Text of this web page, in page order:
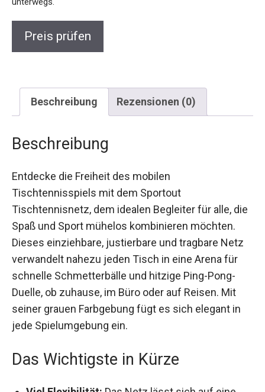
Beschreibung Rezensionen (0)
Beschreibung
Tischtennisspiels mit dem Sportout
Tischtennisnetz, dem idealen Begleiter für alle,
die Spaß und Sport mühelos kombinieren
möchten. Dieses einziehbare, justierbare und
tragbare Netz verwandelt nahezu jeden Tisch in
eine Arena für schnelle Schmetterbälle und
hitzige Ping-Pong-Duelle, ob zuhause, im Büro
oder auf Reisen. Mit seiner grauen Farbgebung
fügt es sich elegant in jede Spielumgebung ein.
Das Wichtigste in Kürze